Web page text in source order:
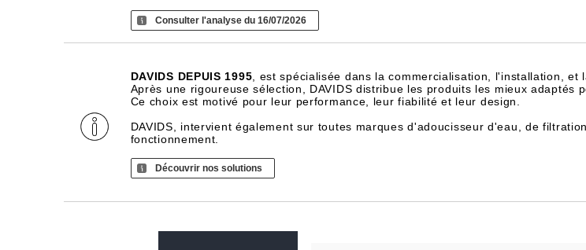
Consulter l'analyse du 16/07/2026
DAVIDS DEPUIS 1995 , est spécialisée dans la commercialisation, l'installation,
Après une rigoureuse sélection, DAVIDS distribue les produits les mieux adaptés
Ce choix est motivé pour leur performance, leur fiabilité et leur design.
DAVIDS, intervient également sur toutes marques d'adoucisseur d'eau, de
fonctionnement.
Découvrir nos solutions